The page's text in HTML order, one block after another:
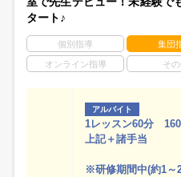
タート♪
個別指導 集団
オンライン指導 そ
アルバイト
1レッスン60分
上記＋諸手当
※研修期間中(約1～